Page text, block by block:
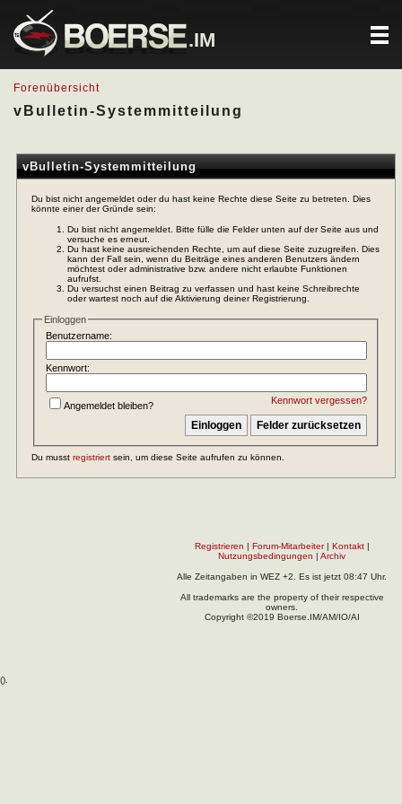
.IM
Forenübersicht
vBulletin-Systemmitteilung
vBulletin-Systemmitteilung
Du bist nicht angemeldet oder du hast keine Rechte diese Seite zu betreten. Dies
könnte einer der Gründe sein:
Du bist nicht angemeldet. Bitte fülle die Felder unten auf der Seite aus und
versuche es erneut.
Du hast keine ausreichenden Rechte, um auf diese Seite zuzugreifen. Dies
kann der Fall sein, wenn du Beiträge eines anderen Benutzers ändern
möchtest oder administrative bzw. andere nicht erlaubte Funktionen
aufrufst.
Du versuchst einen Beitrag zu verfassen und hast keine Schreibrechte
oder wartest noch auf die Aktivierung deiner Registrierung.
Einloggen
Benutzername:
Kennwort:
Kennwort vergessen?
Angemeldet bleiben?
Du musst registriert sein, um diese Seite aufrufen zu können.
Registrieren | Forum-Mitarbeiter| Kontakt|
Nutzungsbedingungen | Archiv
Alle Zeitangaben in WEZ +2. Es ist jetzt 08:47 Uhr.
All trademarks are the property of their respective
owners.
Copyright ©2019 Boerse.IM/AM/IO/AI
().